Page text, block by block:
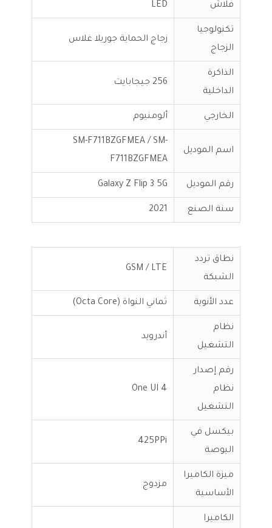
فلاش LED
تكنولوجيا
الزجاج
زجاج الحماية جوريلا غلاس
الذاكرة
الداخلية
256 جيجابايت
الخارجي ألومنيوم
اسم الموديل
SM-F711BZGFMEA / SM-
F711BZGFMEA
رقم الموديل Galaxy Z Flip 3 5G
سنة الصنع 2021
نطاق تردد
الشبكة
GSM / LTE
عدد الأنوية ثماني النواة (Octa Core)
نظام
التشغيل
أندرويد
رقم إصدار
نظام
التشغيل
One UI 4
بيكسل في
البوصة
425PPi
ميزة الكاميرا
الأساسية
مزدوج
الكاميرا